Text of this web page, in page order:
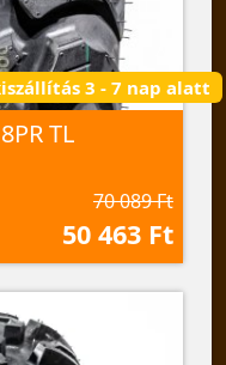
3 - 7 nap alatt
TL
70 089 Ft
50 463 Ft